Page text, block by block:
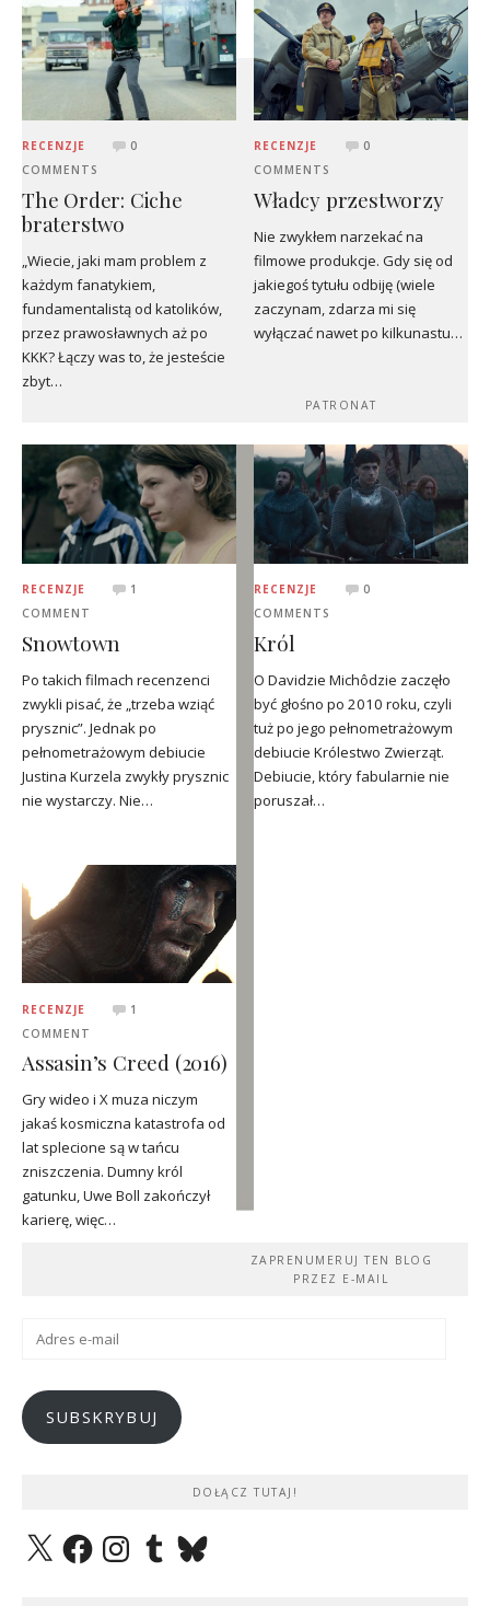
RECENZJE
0
COMMENTS
The Order: Ciche
braterstwo
„Wiecie, jaki mam problem z
każdym fanatykiem,
fundamentalistą od katolików,
przez prawosławnych aż po
KKK? Łączy was to, że jesteście
zbyt…
RECENZJE
0
COMMENTS
Władcy przestworzy
Nie zwykłem narzekać na
filmowe produkcje. Gdy się od
jakiegoś tytułu odbiję (wiele
zaczynam, zdarza mi się
wyłączać nawet po kilkunastu…
RECENZJE
1
COMMENT
Snowtown
Po takich filmach recenzenci
zwykli pisać, że „trzeba wziąć
prysznic”. Jednak po
pełnometrażowym debiucie
Justina Kurzela zwykły prysznic
nie wystarczy. Nie…
RECENZJE
0
COMMENTS
Król
O Davidzie Michôdzie zaczęło
być głośno po 2010 roku, czyli
tuż po jego pełnometrażowym
debiucie Królestwo Zwierząt.
Debiucie, który fabularnie nie
poruszał…
RECENZJE
1
COMMENT
Assasin’s Creed (2016)
Gry wideo i X muza niczym
jakaś kosmiczna katastrofa od
lat splecione są w tańcu
zniszczenia. Dumny król
gatunku, Uwe Boll zakończył
karierę, więc…
PATRONAT
ZAPRENUMERUJ TEN BLOG
PRZEZ E-MAIL
SUBSKRYBUJ
DOŁĄCZ TUTAJ!
X FacebookInstagramTumblrBluesky